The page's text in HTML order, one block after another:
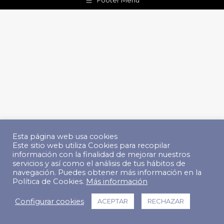
Esta página web usa cookies
Este sitio web utiliza Cookies para recopilar
información con la finalidad de mejorar nuestros
servicios y así como el análisis de tus hábitos de
navegación. Puedes obtener más información en la
Política de Cookies. Más información
Configurar cookies ACEPTAR RECHAZAR